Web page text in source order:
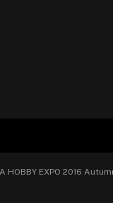
HOBBY EXPO 2016